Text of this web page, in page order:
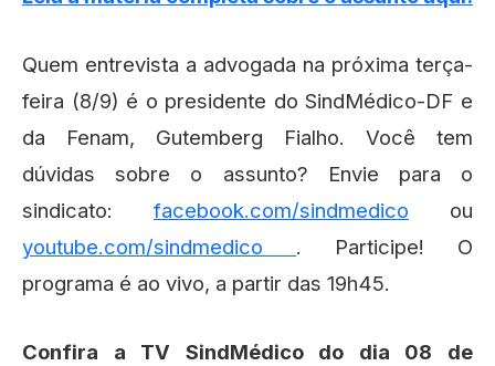
Quem entrevista a advogada na próxima terça-
feira (8/9) é o presidente do SindMédico-DF e
da Fenam, Gutemberg Fialho. Você tem
dúvidas sobre o assunto? Envie para o
sindicato: facebook.com/sindmedico ou
youtube.com/sindmedico . Participe! O
programa é ao vivo, a partir das 19h45.
Confira a TV SindMédico do dia 08 de